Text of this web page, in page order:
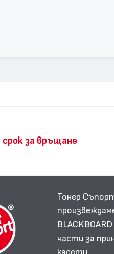
срок за връщане
Тонер
части за